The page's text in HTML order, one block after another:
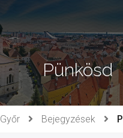
Pünkösd
Győr Bejegyzések